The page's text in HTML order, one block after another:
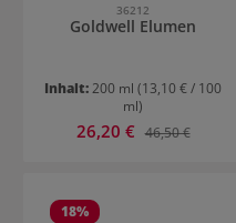
36212
Goldwell Elumen
Inhalt:200 ml (13,10 € / 100
ml)
Verkaufspreis:
26,20 € Regulärer Preis:
46,50 €
18%